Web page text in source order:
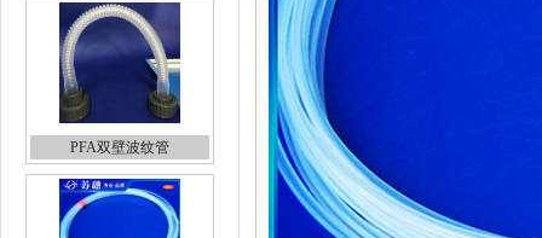
PFA双壁波纹管